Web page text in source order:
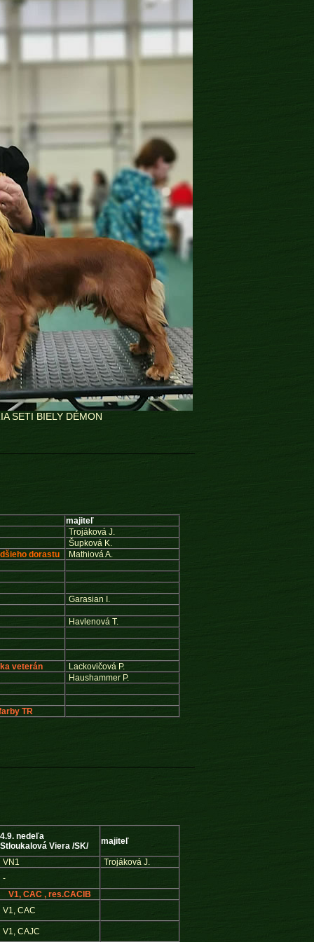
SETI BIELY DÉMON
majiteľ
Trojáková J.
Šupková K.
dorastu
Mathiová A.
Garasian I.
Havlenová T.
veterán
Lackovičová P.
Haushammer P.
TR
4.9. nedeľa
Stloukalová Viera /SK/
majiteľ
VN1
Trojáková J.
-
V1, CAC , res.CACIB
V1, CAC
V1, CAJC